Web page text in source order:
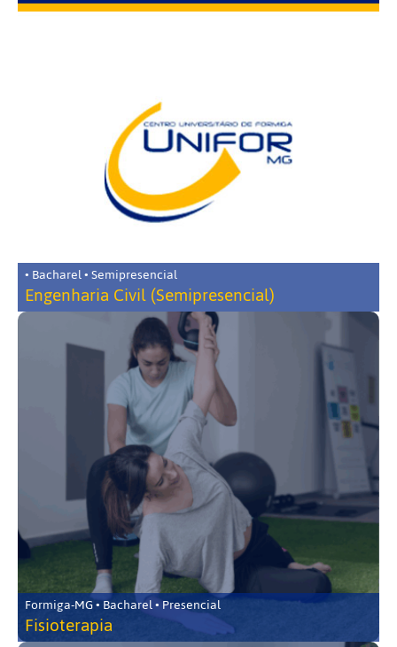
• Bacharel • Semipresencial
Engenharia Civil (Semipresencial)
Formiga-MG • Bacharel • Presencial
Fisioterapia